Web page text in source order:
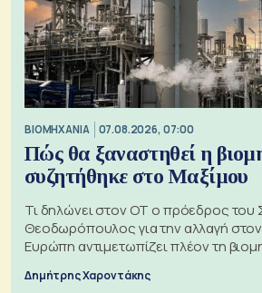
ΒΙΟΜΗΧΑΝΙΑ 07.08.2026, 07:00
Πώς θα ξαναστηθεί η
συζητήθηκε στο Μαξίμου
Τι δηλώνει στον ΟΤ ο πρόεδρος του
Θεοδωρόπουλος για την αλλαγή
Ευρώπη αντιμετωπίζει πλέον τη
Δημήτρης Χαροντάκης